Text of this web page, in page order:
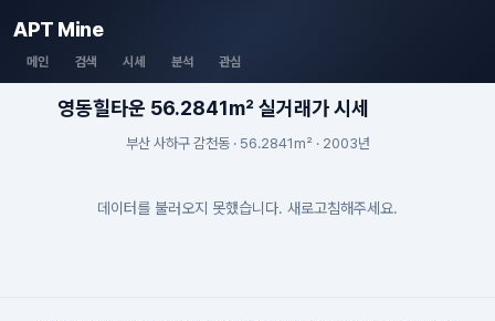
APT Mine
메인 검색 시세 분석 관심
영동힐타운 56.2841m² 실거래가 시세
부산 사하구 감천동 · 56.2841m² · 2003년
데이터를 불러오지 못했습니다. 새로고침해주세요.